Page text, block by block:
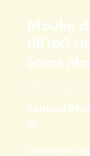
Moulin
08160
Saint
03 24 52 31
m
mardi au jeudi :